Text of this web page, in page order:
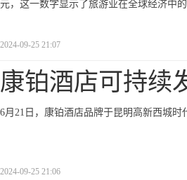
元，这一数字显示了旅游业在全球经济中的
2024-09-25 21:07
康铂酒店可持续
6月21日，康铂酒店品牌于昆明高新西城
2024-09-25 21:06